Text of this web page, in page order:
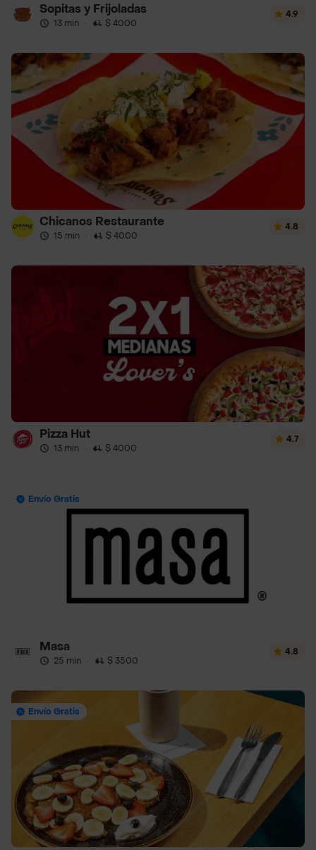
Sopitas y Frijoladas
13 min · $ 4000
4.9
Chicanos Restaurante
15 min · $ 4000
4.8
Pizza Hut
13 min · $ 4000
4.7
Envío Gratis
Masa
25 min · $ 3500
4.8
Envío Gratis